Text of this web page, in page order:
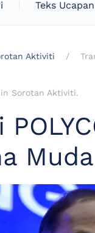
Teks
Aktiviti
Sorotan Aktiviti.